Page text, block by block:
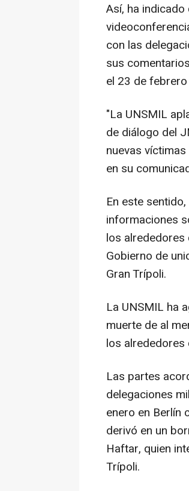
Así, ha
con las
sus
el 23 de
"La UNSMIL
de diálogo del
nuevas
en su
En este
informaciones
los alrededores
Gobierno de
Gran Trípoli.
La UNSMIL ha
muerte de al
los alrededores
Las partes
delegaciones
enero en Berlín
derivó en un
Haftar, quien
Trípoli.